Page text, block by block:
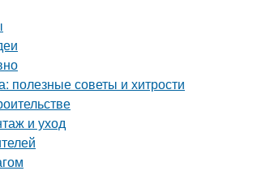
полезные советы и хитрости
и уход